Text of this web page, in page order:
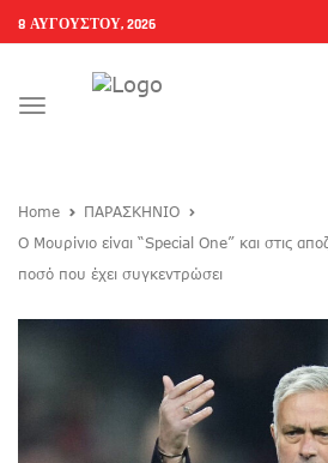
8 ΑΥΓΟΎΣΤΟΥ, 2026
Toggle
Home
ΠΑΡΑΣΚΗΝΙΟ
O Μουρίνιο είναι “Special One” και στις
ποσό που έχει συγκεντρώσει